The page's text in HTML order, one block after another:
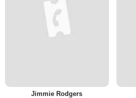
Jimmie Rodgers